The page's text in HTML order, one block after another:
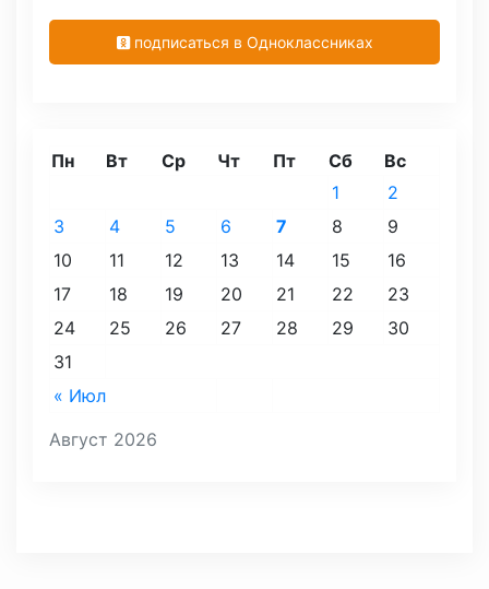
подписаться в Одноклассниках
Август 2026
Пн Вт Ср Чт Пт Сб Вс
« Июл
1
2
3
4 5 6 7 8
9
10
11 12 13 14 15
16
17
18 19 20 21 22
23
24
25 26 27 28 29
30
31